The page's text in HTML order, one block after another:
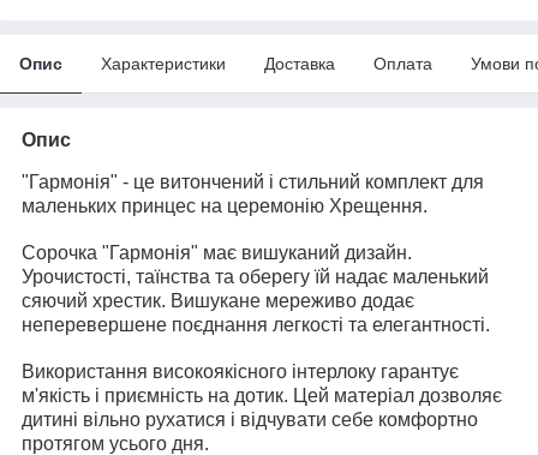
Опис Характеристики Доставка Оплата Умови
Опис
"Гармонія" - це витончений і стильний комплект для
маленьких принцес на церемонію Хрещення.
Сорочка "Гармонія" має вишуканий дизайн.
Урочистості, таїнства та оберегу їй надає маленький
сяючий хрестик. Вишукане мереживо додає
неперевершене поєднання легкості та елегантності.
Використання високоякісного інтерлоку гарантує
м'якість і приємність на дотик. Цей матеріал дозволяє
дитині вільно рухатися і відчувати себе комфортно
протягом усього дня.